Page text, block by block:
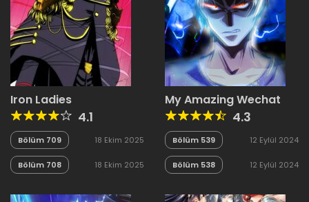
Iron Ladies
4.1
Bölüm 709 18 Ekim 2025
Bölüm 708 18 Ekim 2025
My Amazing Wechat
4.3
Bölüm 539 12 Eylül 2024
Bölüm 538 12 Eylül 2024